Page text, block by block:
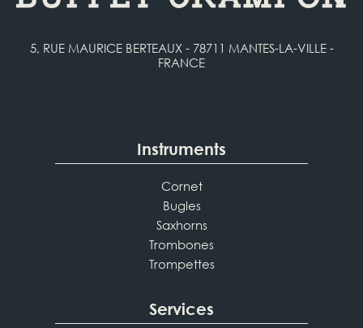
5, RUE MAURICE BERTEAUX - 78711 MANTES-LA-VILLE -
FRANCE
Instruments
Cornet
Bugles
Saxhorns
Trombones
Trompettes
Services